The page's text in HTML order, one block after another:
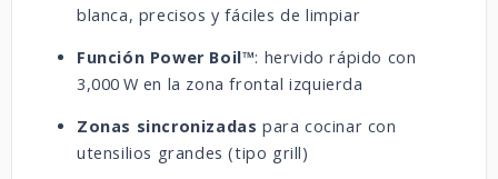
blanca, precisos y fáciles de limpiar
Función Power Boil™: hervido rápido con
3,000 W en la zona frontal izquierda
Zonas sincronizadas para cocinar con
utensilios grandes (tipo grill)